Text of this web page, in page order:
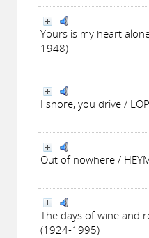
Yours is my heart
1948)
I snore, you drive /
Out of nowhere /
The days of wine and
(1924-1995)